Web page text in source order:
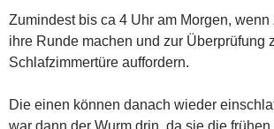
Zumindest bis ca 4 Uhr am Morgen,
ihre Runde machen und zur Überprüfung
Schlafzimmertüre auffordern.
Die einen können danach wieder